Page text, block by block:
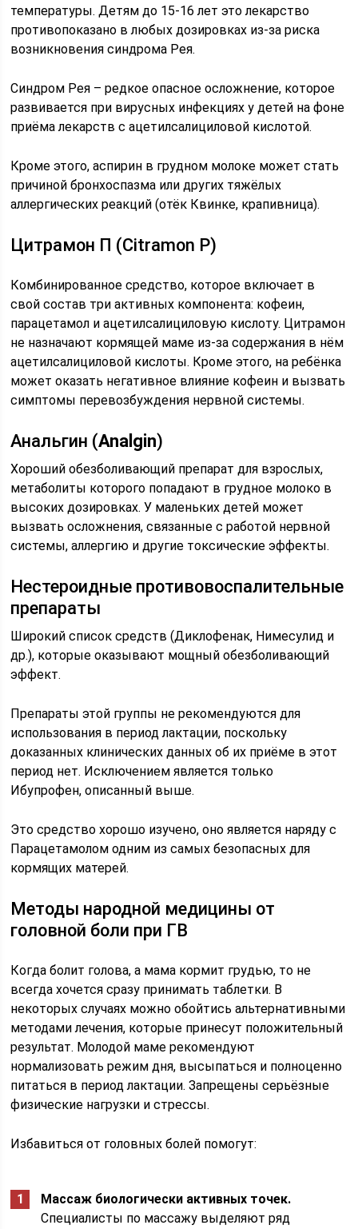
температуры. Детям до 15-16 лет это лекарство
противопоказано в любых дозировках из-за риска
возникновения синдрома Рея.
Синдром Рея – редкое опасное осложнение, которое
развивается при вирусных инфекциях у детей на фоне
приёма лекарств с ацетилсалициловой кислотой.
Кроме этого, аспирин в грудном молоке может стать
причиной бронхоспазма или других тяжёлых
аллергических реакций (отёк Квинке, крапивница).
Цитрамон П (Citramon P)
Комбинированное средство, которое включает в
свой состав три активных компонента: кофеин,
парацетамол и ацетилсалициловую кислоту. Цитрамон
не назначают кормящей маме из-за содержания в нём
ацетилсалициловой кислоты. Кроме этого, на ребёнка
может оказать негативное влияние кофеин и вызвать
симптомы перевозбуждения нервной системы.
Анальгин (Analgin)
Хороший обезболивающий препарат для взрослых,
метаболиты которого попадают в грудное молоко в
высоких дозировках. У маленьких детей может
вызвать осложнения, связанные с работой нервной
системы, аллергию и другие токсические эффекты.
Нестероидные противовоспалительные
препараты
Широкий список средств (Диклофенак, Нимесулид и
др.), которые оказывают мощный обезболивающий
эффект.
Препараты этой группы не рекомендуются для
использования в период лактации, поскольку
доказанных клинических данных об их приёме в этот
период нет. Исключением является только
Ибупрофен, описанный выше.
Это средство хорошо изучено, оно является наряду с
Парацетамолом одним из самых безопасных для
кормящих матерей.
Методы народной медицины от
головной боли при ГВ
Когда болит голова, а мама кормит грудью, то не
всегда хочется сразу принимать таблетки. В
некоторых случаях можно обойтись альтернативными
методами лечения, которые принесут положительный
результат. Молодой маме рекомендуют
нормализовать режим дня, высыпаться и полноценно
питаться в период лактации. Запрещены серьёзные
физические нагрузки и стрессы.
Избавиться от головных болей помогут:
Массаж биологически активных точек.
Специалисты по массажу выделяют ряд